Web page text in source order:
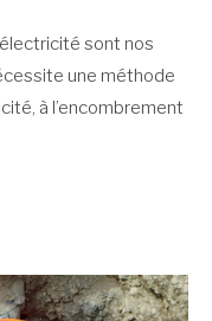
sont nos
une méthode
à l’encombrement